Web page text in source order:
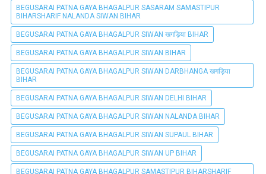
BEGUSARAI PATNA GAYA BHAGALPUR SASARAM SAMASTIPUR
BIHARSHARIF NALANDA SIWAN BIHAR
BEGUSARAI PATNA GAYA BHAGALPUR SIWAN खगड़िया BIHAR
BEGUSARAI PATNA GAYA BHAGALPUR SIWAN BIHAR
BEGUSARAI PATNA GAYA BHAGALPUR SIWAN DARBHANGA खगड़िया
BIHAR
BEGUSARAI PATNA GAYA BHAGALPUR SIWAN DELHI BIHAR
BEGUSARAI PATNA GAYA BHAGALPUR SIWAN NALANDA BIHAR
BEGUSARAI PATNA GAYA BHAGALPUR SIWAN SUPAUL BIHAR
BEGUSARAI PATNA GAYA BHAGALPUR SIWAN UP BIHAR
BEGUSARAI PATNA GAYA BHAGALPUR SAMASTIPUR BIHARSHARIF